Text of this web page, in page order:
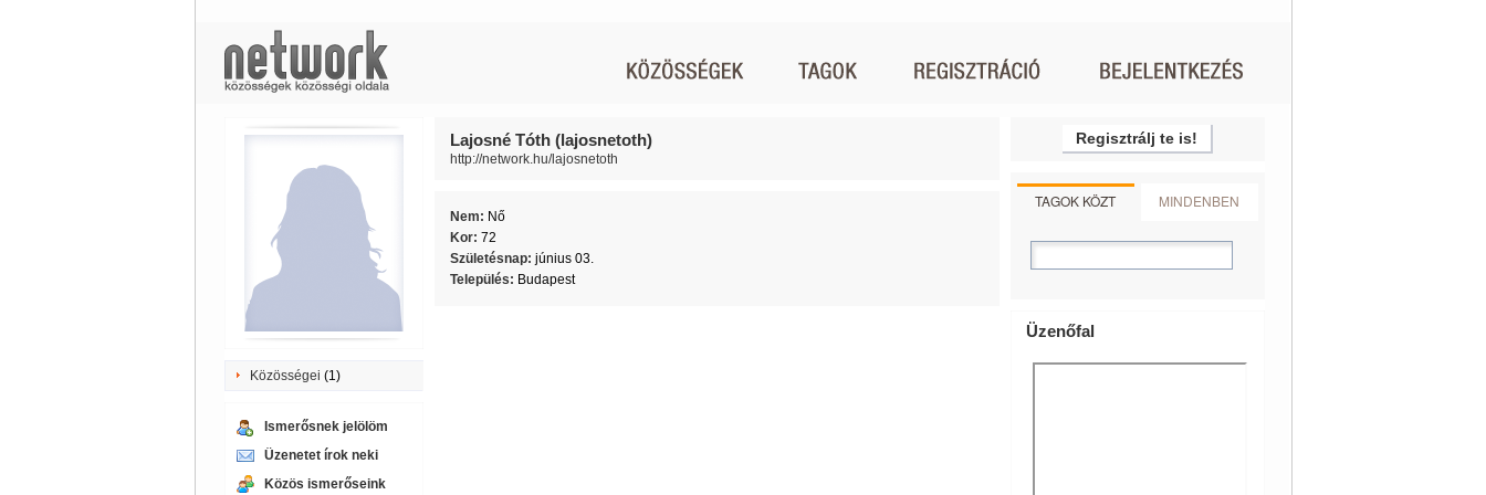
Közösségei (1)
Ismerősnek jelölöm
Üzenetet írok neki
Közös ismerőseink
Lajosné Tóth (lajosnetoth)
http://network.hu/lajosnetoth
Nem: Nő
Kor: 72
Születésnap: június 03.
Település: Budapest
Regisztrálj te is!
TAGOK KÖZT MINDENBEN
Üzenőfal